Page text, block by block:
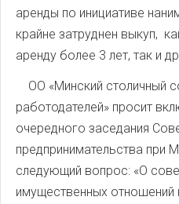
аренды по инициативе
крайне затруднен выкуп,
аренду более 3 лет, так и
ОО «Минский столичный
работодателей» просит
очередного заседания
предпринимательства при
следующий вопрос: «О
имущественных отношений